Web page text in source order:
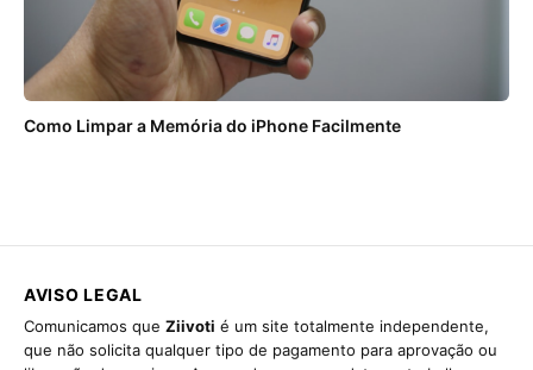
Como Limpar a Memória do iPhone Facilmente
AVISO LEGAL
Comunicamos que Ziivoti é um site totalmente independente,
que não solicita qualquer tipo de pagamento para aprovação ou